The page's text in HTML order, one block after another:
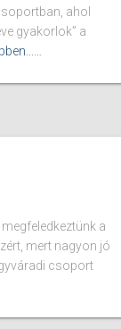
ahol
gyakorlok” a
a
mert nagyon jó
csoport